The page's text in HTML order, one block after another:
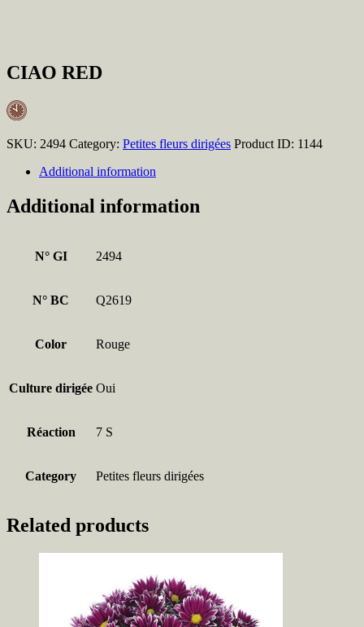
CIAO RED
SKU: 2494 Category: Petites fleurs dirigées Product ID: 1144
Additional information
Additional information
N° GI 2494
N° BC Q2619
Color Rouge
Culture dirigée Oui
Réaction 7 S
Category Petites fleurs dirigées
Related products